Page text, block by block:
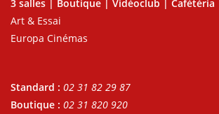
3 salles | Boutique | Vidéoclub | Cafétéria
Art & Essai
Europa Cinémas
Standard : 02 31 82 29 87
Boutique : 02 31 820 920